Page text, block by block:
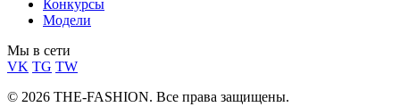
Конкурсы
Модели
Мы в сети
VK TG TW
© 2026 THE-FASHION. Все права защищены.